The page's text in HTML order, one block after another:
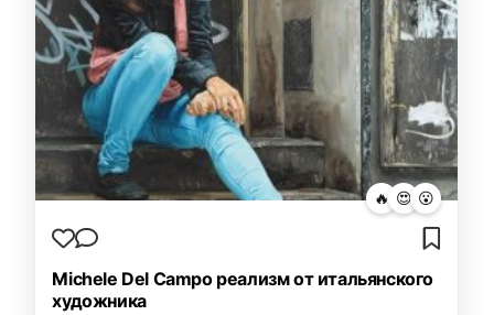
🔥 😍 😮
Michele Del Campo реализм от итальянского
художника